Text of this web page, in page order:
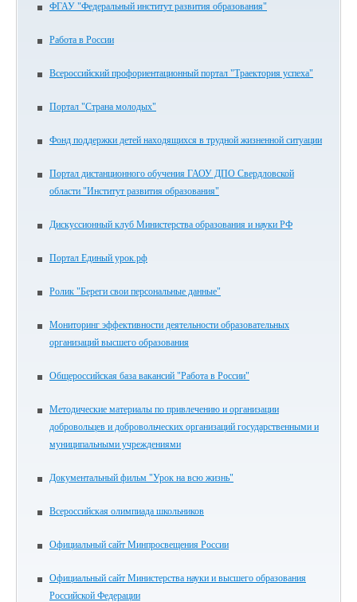
ФГАУ "Федеральный институт развития образования"
Работа в России
Всероссийский профориентационный портал "Траектория успеха"
Портал "Страна молодых"
Фонд поддержки детей находящихся в трудной жизненной ситуации
Портал дистанционного обучения ГАОУ ДПО Свердловской
области "Институт развития образования"
Дискуссионный клуб Министерства образования и науки РФ
Портал Единый урок.рф
Ролик "Береги свои персональные данные"
Мониторинг эффективности деятельности образовательных
организаций высшего образования
Общероссийская база вакансий "Работа в России"
Методические материалы по привлечению и организации
добровольцев и добровольческих организаций государственными и
муниципальными учреждениями
Документальный фильм "Урок на всю жизнь"
Всероссийская олимпиада школьников
Официальный сайт Минпросвещения России
Официальный сайт Министерства науки и высшего образования
Российской Федерации